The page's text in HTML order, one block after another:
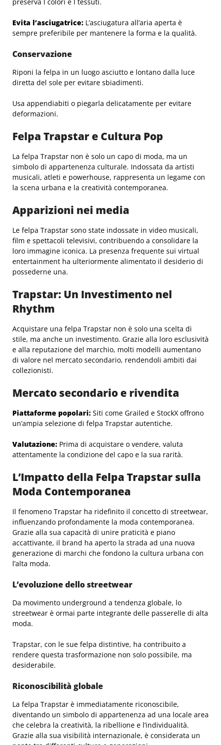
Evita l’asciugatrice: L’asciugatura all’aria aperta è
sempre preferibile per mantenere la forma e la qualità.
Conservazione
Riponi la felpa in un luogo asciutto e lontano dalla luce
diretta del sole per evitare sbiadimenti.
Usa appendiabiti o piegarla delicatamente per evitare
deformazioni.
Felpa Trapstar e Cultura Pop
La felpa Trapstar non è solo un capo di moda, ma un
simbolo di appartenenza culturale. Indossata da artisti
musicali, atleti e powerhouse, rappresenta un legame con
la scena urbana e la creatività contemporanea.
Apparizioni nei media
Le felpa Trapstar sono state indossate in video musicali,
film e spettacoli televisivi, contribuendo a consolidare la
loro immagine iconica. La presenza frequente sui virtual
entertainment ha ulteriormente alimentato il desiderio di
possederne una.
Trapstar: Un Investimento nel
Rhythm
Acquistare una felpa Trapstar non è solo una scelta di
stile, ma anche un investimento. Grazie alla loro esclusività
e alla reputazione del marchio, molti modelli aumentano
di valore nel mercato secondario, rendendoli ambiti dai
collezionisti.
Mercato secondario e rivendita
Piattaforme popolari: Siti come Grailed e StockX offrono
un’ampia selezione di felpa Trapstar autentiche.
Valutazione: Prima di acquistare o vendere, valuta
attentamente la condizione del capo e la sua rarità.
L’Impatto della Felpa Trapstar sulla
Moda Contemporanea
Il fenomeno Trapstar ha ridefinito il concetto di streetwear,
influenzando profondamente la moda contemporanea.
Grazie alla sua capacità di unire praticità e piano
accattivante, il brand ha aperto la strada ad una nuova
generazione di marchi che fondono la cultura urbana con
l’alta moda.
L’evoluzione dello streetwear
Da movimento underground a tendenza globale, lo
streetwear è ormai parte integrante delle passerelle di alta
moda.
Trapstar, con le sue felpa distintive, ha contribuito a
rendere questa trasformazione non solo possibile, ma
desiderabile.
Riconoscibilità globale
La felpa Trapstar è immediatamente riconoscibile,
diventando un simbolo di appartenenza ad una locale area
che celebra la creatività, la ribellione e l’individualità.
Grazie alla sua visibilità internazionale, è considerata un